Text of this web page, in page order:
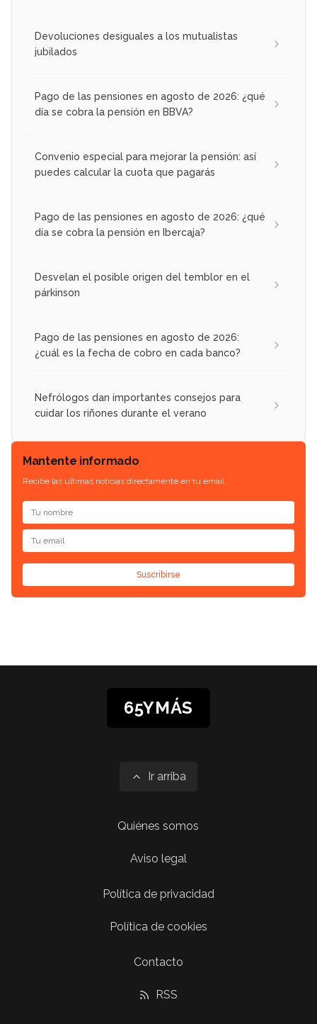
Devoluciones desiguales a los mutualistas
jubilados
Pago de las pensiones en agosto de 2026: ¿qué
día se cobra la pensión en BBVA?
Convenio especial para mejorar la pensión: así
puedes calcular la cuota que pagarás
Pago de las pensiones en agosto de 2026: ¿qué
día se cobra la pensión en Ibercaja?
Desvelan el posible origen del temblor en el
párkinson
Pago de las pensiones en agosto de 2026:
¿cuál es la fecha de cobro en cada banco?
Nefrólogos dan importantes consejos para
cuidar los riñones durante el verano
Mantente informado
Recibe las últimas noticias directamente en tu email.
Suscribirse
65YMÁS
Ir arriba
Quiénes somos
Aviso legal
Política de privacidad
Política de cookies
Contacto
RSS